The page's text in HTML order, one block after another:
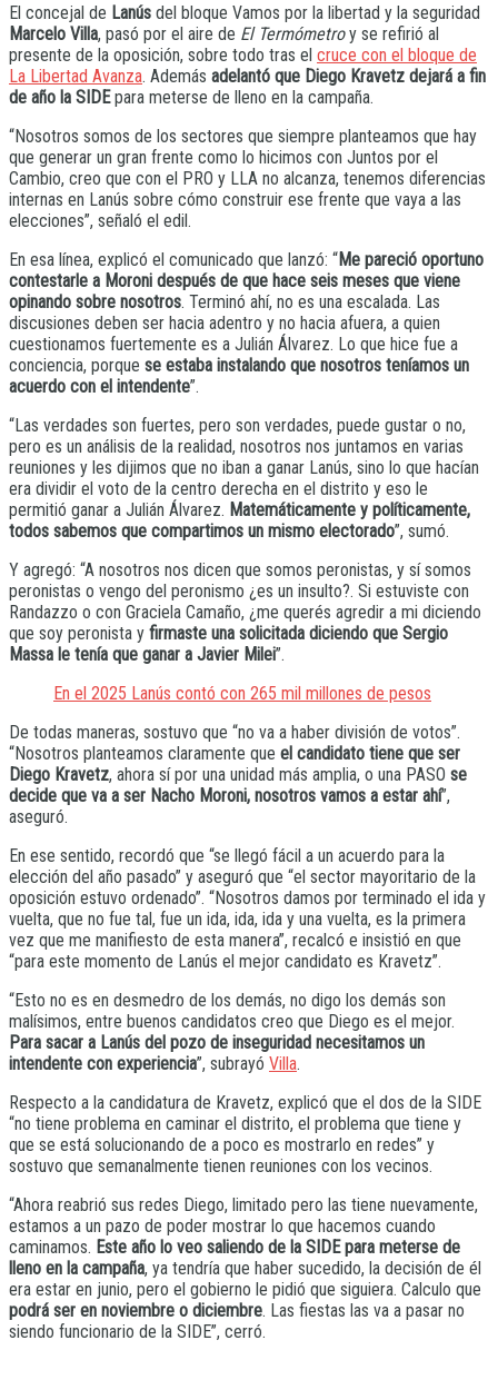
El concejal de Lanús del bloque Vamos por la libertad y la seguridad
Marcelo Villa, pasó por el aire de El Termómetroy se refirió al
presente de la oposición, sobre todo tras el cruce con el bloque de
La Libertad Avanza. Además adelantó que Diego Kravetz dejará a fin
de año la SIDEpara meterse de lleno en la campaña.
“Nosotros somos de los sectores que siempre planteamos que hay
que generar un gran frente como lo hicimos con Juntos por el
Cambio, creo que con el PRO y LLA no alcanza, tenemos diferencias
internas en Lanús sobre cómo construir ese frente que vaya a las
elecciones”, señaló el edil.
En esa línea, explicó el comunicado que lanzó: “Me pareció oportuno
contestarle a Moroni después de que hace seis meses que viene
opinando sobre nosotros. Terminó ahí, no es una escalada. Las
discusiones deben ser hacia adentro y no hacia afuera, a quien
cuestionamos fuertemente es a Julián Álvarez. Lo que hice fue a
conciencia, porque se estaba instalando que nosotros teníamos un
acuerdo con el intendente”.
“Las verdades son fuertes, pero son verdades, puede gustar o no,
pero es un análisis de la realidad, nosotros nos juntamos en varias
reuniones y les dijimos que no iban a ganar Lanús, sino lo que hacían
era dividir el voto de la centro derecha en el distrito y eso le
permitió ganar a Julián Álvarez. Matemáticamente y políticamente,
todos sabemos que compartimos un mismo electorado”, sumó.
Y agregó: “A nosotros nos dicen que somos peronistas, y sí somos
peronistas o vengo del peronismo ¿es un insulto?. Si estuviste con
Randazzo o con Graciela Camaño, ¿me querés agredir a mi diciendo
que soy peronista y firmaste una solicitada diciendo que Sergio
Massa le tenía que ganar a Javier Milei”.
En el 2025 Lanús contó con 265 mil millones de pesos
De todas maneras, sostuvo que “no va a haber división de votos”.
“Nosotros planteamos claramente que el candidato tiene que ser
Diego Kravetz, ahora sí por una unidad más amplia, o una PASO se
decide que va a ser Nacho Moroni, nosotros vamos a estar ahí”,
aseguró.
En ese sentido, recordó que “se llegó fácil a un acuerdo para la
elección del año pasado” y aseguró que “el sector mayoritario de la
oposición estuvo ordenado”. “Nosotros damos por terminado el ida y
vuelta, que no fue tal, fue un ida, ida, ida y una vuelta, es la primera
vez que me manifiesto de esta manera”, recalcó e insistió en que
“para este momento de Lanús el mejor candidato es Kravetz”.
“Esto no es en desmedro de los demás, no digo los demás son
malísimos, entre buenos candidatos creo que Diego es el mejor.
Para sacar a Lanús del pozo de inseguridad necesitamos un
intendente con experiencia”, subrayó Villa.
Respecto a la candidatura de Kravetz, explicó que el dos de la SIDE
“no tiene problema en caminar el distrito, el problema que tiene y
que se está solucionando de a poco es mostrarlo en redes” y
sostuvo que semanalmente tienen reuniones con los vecinos.
“Ahora reabrió sus redes Diego, limitado pero las tiene nuevamente,
estamos a un pazo de poder mostrar lo que hacemos cuando
caminamos. Este año lo veo saliendo de la SIDE para meterse de
lleno en la campaña, ya tendría que haber sucedido, la decisión de él
era estar en junio, pero el gobierno le pidió que siguiera. Calculo que
podrá ser en noviembre o diciembre. Las fiestas las va a pasar no
siendo funcionario de la SIDE”, cerró.